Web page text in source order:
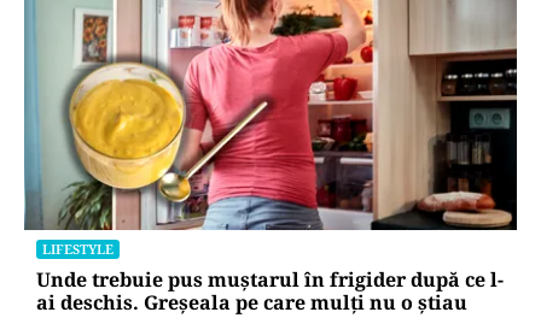
LIFESTYLE
Unde trebuie pus muștarul în frigider după ce l-
ai deschis. Greșeala pe care mulți nu o știau